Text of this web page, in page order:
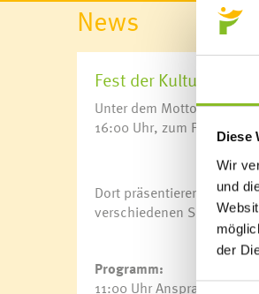
Diese
Wir
und
der
News
Fest der Kulturen im
Unter dem Motto
16:00 Uhr, zum Fest der
Dort präsentieren sich die
verschiedenen Speisen.
Programm:
11:00 Uhr Ansprache des